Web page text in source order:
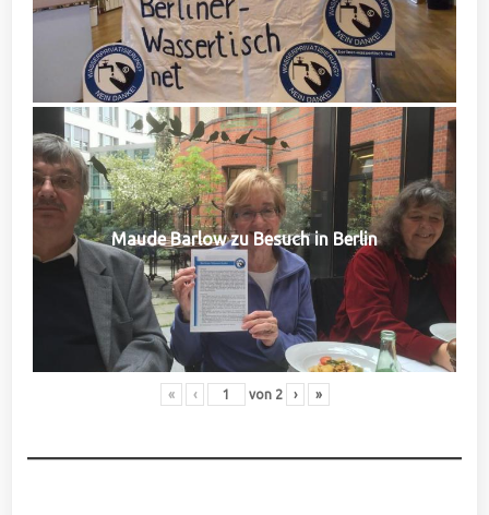
Maude Barlow zu Besuch in Berlin
« ‹ von 2 › »